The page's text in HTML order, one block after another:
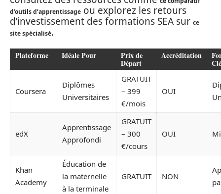
d’outils d’apprentissage ou explorez les retours
d’investissement des formations SEA sur ce
site spécialisé.
Plateforme Idéale Pour Prix de
Départ
Accréditation
Clé
Coursera
Diplômes
Universitaires
GRATUIT
– 399
€/mois
OUI
edX
Apprentissage
Approfondi
GRATUIT
– 300
€/cours
OUI
Khan
Academy
Éducation de
la maternelle
à la terminale
GRATUIT NON